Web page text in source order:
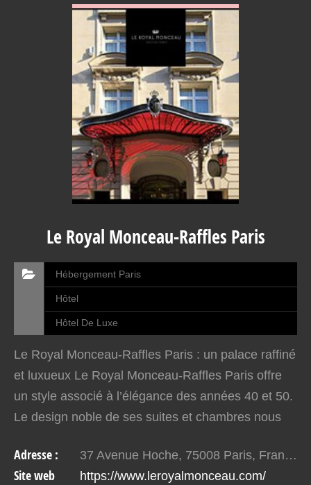
Le Royal Monceau-Raffles Paris
Hébergement Paris
Hôtel
Hôtel De Luxe
Le Royal Monceau-Raffles Paris : un palace raffiné
et luxueux Le Royal Monceau-Raffles Paris offre
un style associé à l’élégance des années 40 et 50.
Le design noble de ses suites et chambres nous
Adresse : 37 Avenue Hoche, 75008 Paris, France
Site web https://www.leroyalmonceau.com/